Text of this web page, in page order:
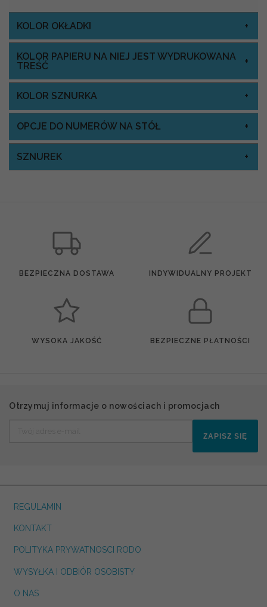
KOLOR OKŁADKI
KOLOR PAPIERU NA NIEJ JEST WYDRUKOWANA
TREŚĆ
KOLOR SZNURKA
OPCJE DO NUMERÓW NA STÓŁ
SZNUREK
BEZPIECZNA DOSTAWA INDYWIDUALNY PROJEKT
WYSOKA JAKOŚĆ BEZPIECZNE PŁATNOŚCI
Otrzymuj informacje o nowościach i promocjach
ZAPISZ SIĘ
REGULAMIN
KONTAKT
POLITYKA PRYWATNOSCI RODO
WYSYŁKA I ODBIÓR OSOBISTY
O NAS